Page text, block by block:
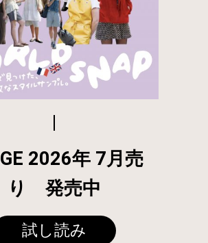
2026年 7月売
り 発売中
試し読み